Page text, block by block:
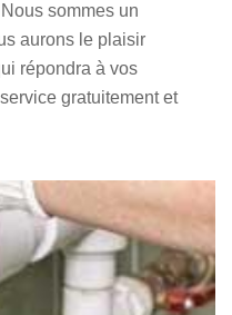
sommes un
aurons le plaisir
répondra à vos
gratuitement et